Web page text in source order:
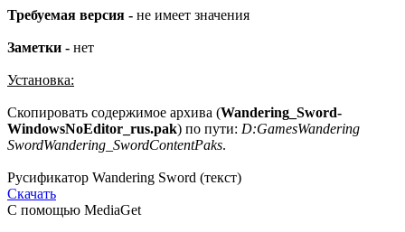
Требуемая версия - не имеет значения
Заметки - нет
Установка:
Скопировать содержимое архива (Wandering_Sword-
WindowsNoEditor_rus.pak) по пути: D:GamesWandering
SwordWandering_SwordContentPaks.
Русификатор Wandering Sword (текст)
Скачать
С помощью MediaGet